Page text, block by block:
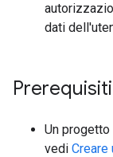
dati
Prerequisiti
Un progetto
vedi Creare